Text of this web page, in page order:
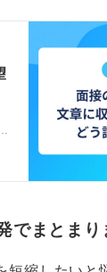
に惹かれた
んな経験と重
にあなただ
でまとまり